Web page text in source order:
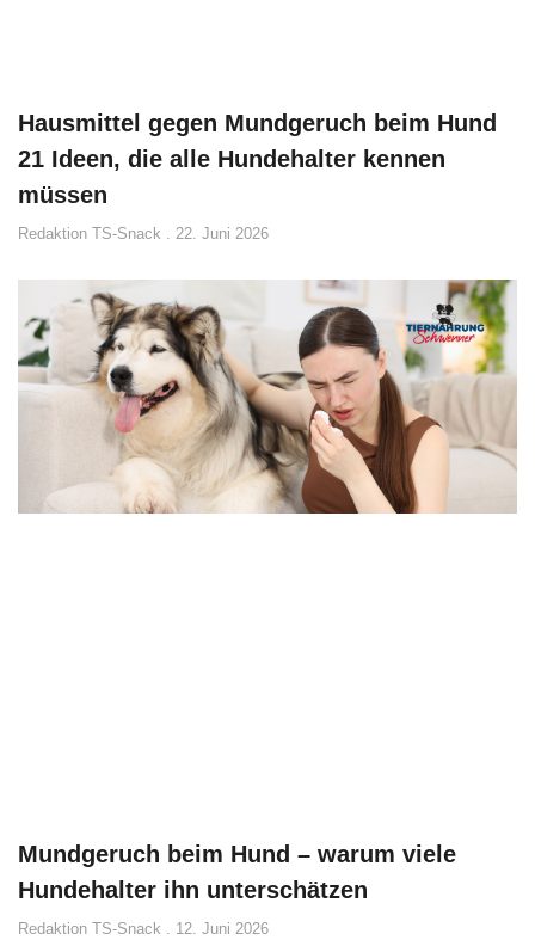
Hausmittel gegen Mundgeruch beim Hund
21 Ideen, die alle Hundehalter kennen
müssen
Redaktion TS-Snack 22. Juni 2026
Mundgeruch beim Hund – warum viele
Hundehalter ihn unterschätzen
Redaktion TS-Snack 12. Juni 2026